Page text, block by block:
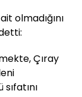
olmadığını
Çıray